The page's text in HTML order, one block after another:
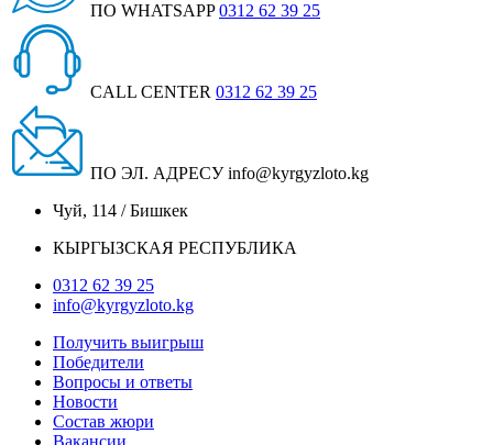
ПО WHATSAPP 0312 62 39 25
CALL CENTER 0312 62 39 25
ПО ЭЛ. АДРЕСУ info@kyrgyzloto.kg
Чуй, 114 / Бишкек
КЫРГЫЗСКАЯ РЕСПУБЛИКА
0312 62 39 25
info@kyrgyzloto.kg
Получить выигрыш
Победители
Вопросы и ответы
Новости
Состав жюри